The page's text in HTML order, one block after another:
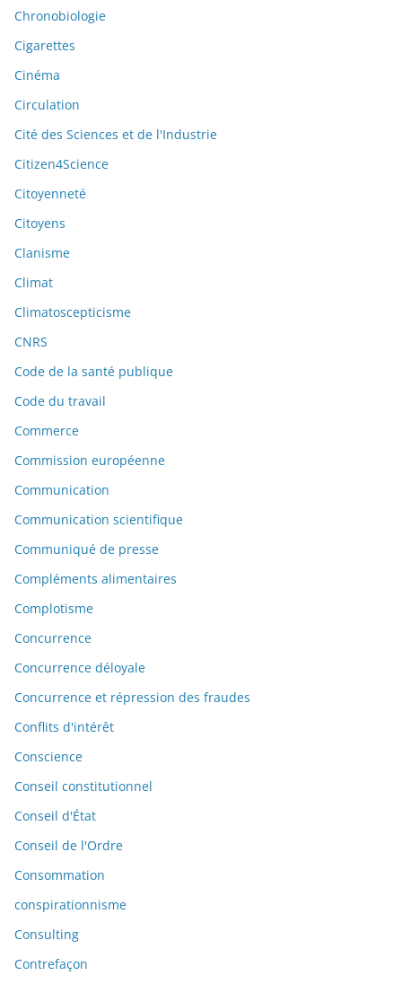
Chronobiologie
Cigarettes
Cinéma
Circulation
Cité des Sciences et de l'Industrie
Citizen4Science
Citoyenneté
Citoyens
Clanisme
Climat
Climatoscepticisme
CNRS
Code de la santé publique
Code du travail
Commerce
Commission européenne
Communication
Communication scientifique
Communiqué de presse
Compléments alimentaires
Complotisme
Concurrence
Concurrence déloyale
Concurrence et répression des fraudes
Conflits d'intérêt
Conscience
Conseil constitutionnel
Conseil d'État
Conseil de l'Ordre
Consommation
conspirationnisme
Consulting
Contrefaçon